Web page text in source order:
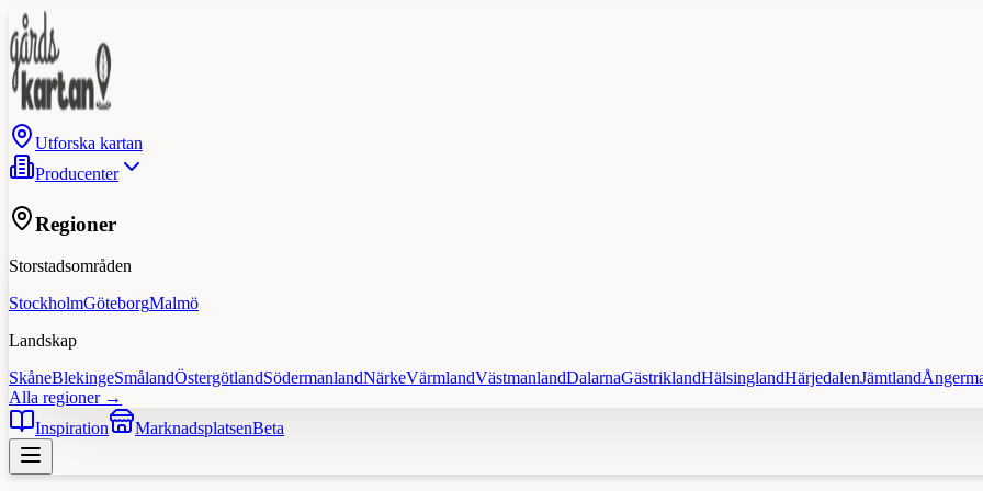
Utforska kartan
Producenter
Regioner
Storstadsområden
StockholmGöteborgMalmö
Landskap
SkåneBlekingeSmålandÖstergötlandSödermanlandNärkeVärmlandVästmanlandDalarnaGästriklandHälsinglandHärjedalenJämtland
Alla regioner →
Inspiration
MarknadsplatsenBeta